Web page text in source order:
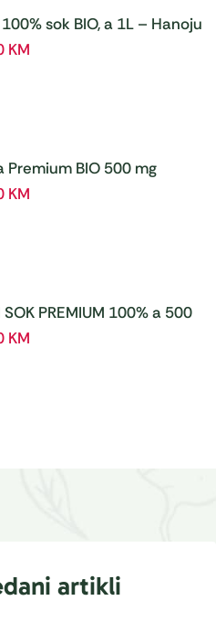
sok BIO, a 1L – Hanoju
KM
Premium BIO 500 mg
a180 tbl – Hanoju
KM
PREMIUM 100% a 500
KM
artikli